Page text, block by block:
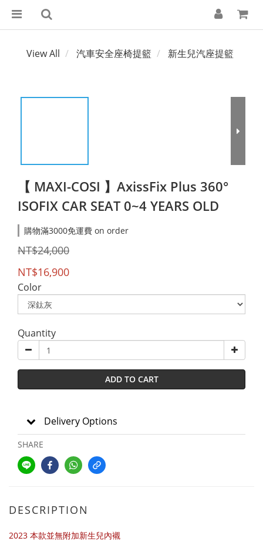
View All 汽車安全座椅提籃 新生兒汽座提籃
【 MAXI-COSI 】AxissFix Plus 360°
ISOFIX CAR SEAT 0~4 YEARS OLD
購物滿3000免運費 on order
NT$24,000
NT$16,900
Color
Quantity
ADD TO CART
Delivery Options
SHARE
DESCRIPTION
2023 本款並無附加新生兒內襯